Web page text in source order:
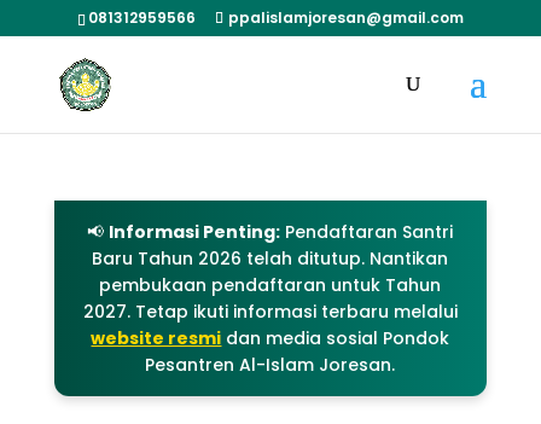
081312959566 ppalislamjoresan@gmail.com
📢 Informasi Penting: Pendaftaran Santri
Baru Tahun 2026 telah ditutup. Nantikan
pembukaan pendaftaran untuk Tahun
2027. Tetap ikuti informasi terbaru melalui
website resmi dan media sosial Pondok
Pesantren Al-Islam Joresan.